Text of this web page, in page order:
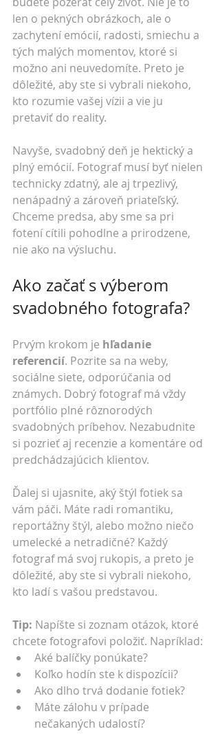
len o pekných obrázkoch, ale o
zachytení emócií, radosti, smiechu a
tých malých momentov, ktoré si
možno ani neuvedomíte. Preto je
dôležité, aby ste si vybrali niekoho,
kto rozumie vašej vízii a vie ju
pretaviť do reality.
Navyše, svadobný deň je hektický a
plný emócií. Fotograf musí byť nielen
technicky zdatný, ale aj trpezlivý,
nenápadný a zároveň priateľský.
Chceme predsa, aby sme sa pri
fotení cítili pohodlne a prirodzene,
nie ako na výsluchu.
Ako začať s výberom
svadobného fotografa?
Prvým krokom je hľadanie
referencií. Pozrite sa na weby,
sociálne siete, odporúčania od
známych. Dobrý fotograf má vždy
portfólio plné rôznorodých
svadobných príbehov. Nezabudnite
si pozrieť aj recenzie a komentáre od
predchádzajúcich klientov.
Ďalej si ujasnite, aký štýl fotiek sa
vám páči. Máte radi romantiku,
reportážny štýl, alebo možno niečo
umelecké a netradičné? Každý
fotograf má svoj rukopis, a preto je
dôležité, aby ste si vybrali niekoho,
kto ladí s vašou predstavou.
Tip: Napíšte si zoznam otázok, ktoré
chcete fotografovi položiť. Napríklad:
Aké balíčky ponúkate?
Koľko hodín ste k dispozícii?
Ako dlho trvá dodanie fotiek?
Máte zálohu v prípade
nečakaných udalostí?